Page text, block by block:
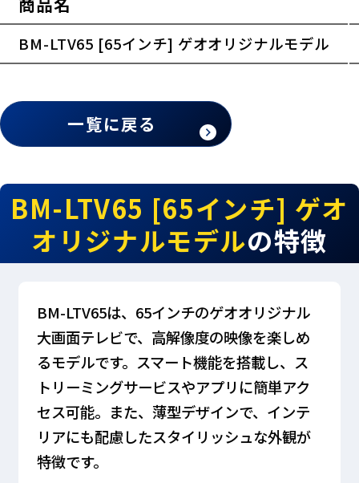
BM-LTV65 [65インチ] ゲオオリジナルモデル
一覧に戻る
BM-LTV65 [65インチ] ゲオ
オリジナルモデルの特徴
BM-LTV65は、65インチのゲオオリジナル
大画面テレビで、高解像度の映像を楽しめ
るモデルです。スマート機能を搭載し、ス
トリーミングサービスやアプリに簡単アク
セス可能。また、薄型デザインで、インテ
リアにも配慮したスタイリッシュな外観が
特徴です。